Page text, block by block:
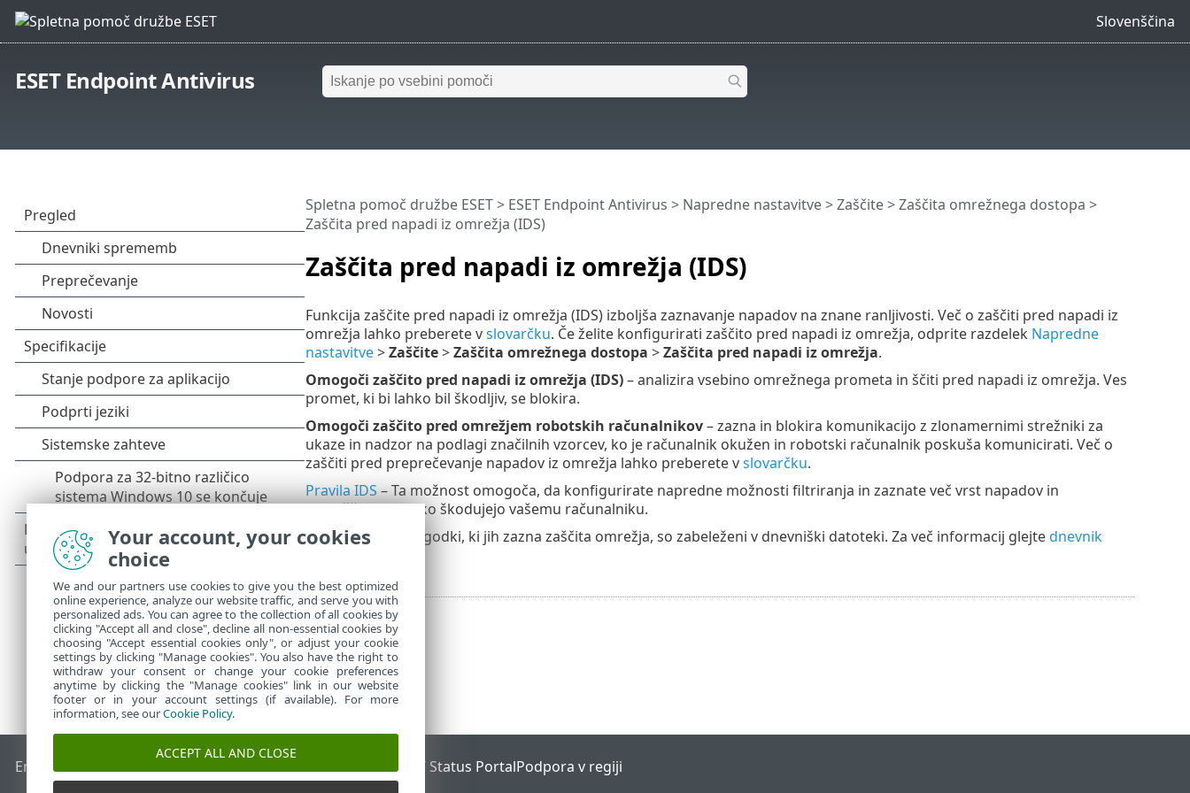
Slovenščina
ESET Endpoint Antivirus
Zaščita pred napadi iz omrežja (IDS)
Spletna pomoč družbe ESET> ESET Endpoint Antivirus > Napredne nastavitve>Zaščite>Zaščita omrežnega dostopa >
Zaščita pred napadi iz omrežja (IDS)
Funkcija zaščite pred napadi iz omrežja (IDS) izboljša zaznavanje napadov na znane ranljivosti. Več o zaščiti pred napadi iz
omrežja lahko preberete vslovarčku. Če želite konfigurirati zaščito pred napadi iz omrežja, odprite razdelek Napredne
nastavitve>Zaščite>Zaščita omrežnega dostopa >Zaščita pred napadi iz omrežja.
Omogoči zaščito pred napadi iz omrežja (IDS)– analizira vsebino omrežnega prometa in ščiti pred napadi iz omrežja. Ves
promet, ki bi lahko bil škodljiv, se blokira.
Omogoči zaščito pred omrežjem robotskih računalnikov– zazna in blokira komunikacijo z zlonamernimi strežniki za
ukaze in nadzor na podlagi značilnih vzorcev, ko je računalnik okužen in robotski računalnik poskuša komunicirati. Več o
zaščiti pred preprečevanje napadov iz omrežja lahko preberete vslovarčku.
Pravila IDS– Ta možnost omogoča, da konfigurirate napredne možnosti filtriranja in zaznate več vrst napadov in
izkoriščanj, ki lahko škodujejo vašemu računalniku.
Vsi pomembni dogodki, ki jih zazna zaščita omrežja, so zabeleženi v dnevniški datoteki. Za več informacij glejtednevnik
End of Life ESET Status PortalPodpora v regiji
Your account, your cookies
choice
We and our partners use cookies to give you the best optimized
online experience, analyze our website traffic, and serve you with
personalized ads. You can agree to the collection of all cookies by
clicking "Accept all and close", decline all non-essential cookies by
choosing "Accept essential cookies only", or adjust your cookie
settings by clicking "Manage cookies". You also have the right to
withdraw your consent or change your cookie preferences
anytime by clicking the "Manage cookies" link in our website
footer or in your account settings (if available). For more
information, see ourCookie Policy.
ACCEPT ALL AND CLOSE